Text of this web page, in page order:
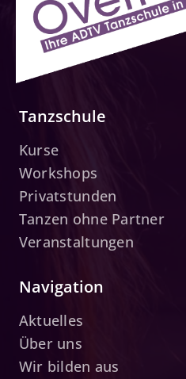
Tanzschule
Kurse
Workshops
Privatstunden
Tanzen ohne Partner
Veranstaltungen
Navigation
Aktuelles
Über uns
Wir bilden aus